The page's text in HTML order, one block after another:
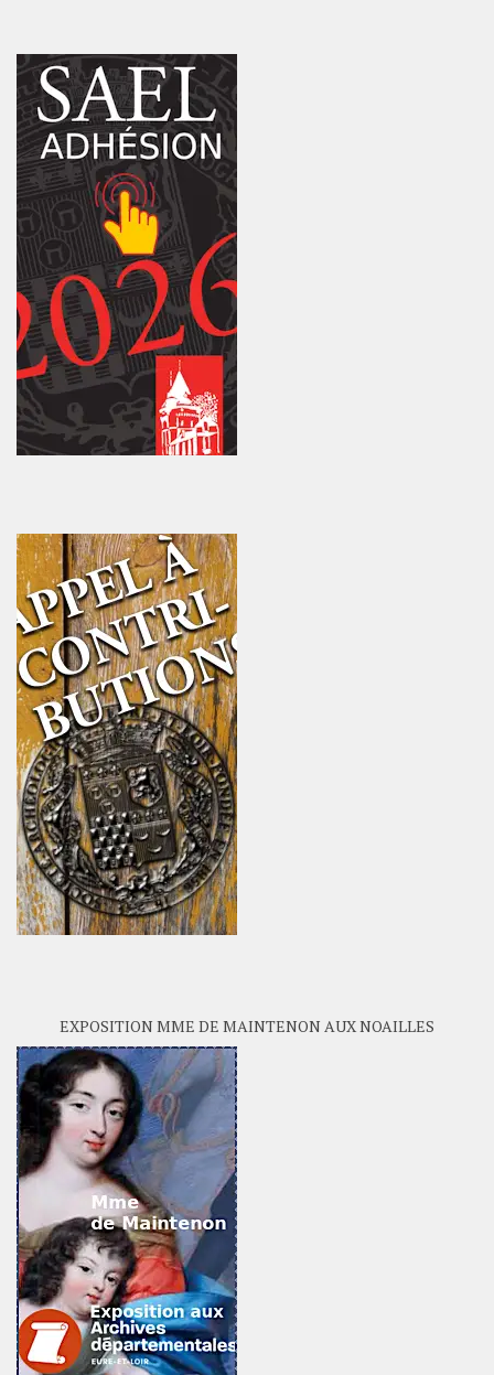
EXPOSITION MME DE MAINTENON AUX NOAILLES